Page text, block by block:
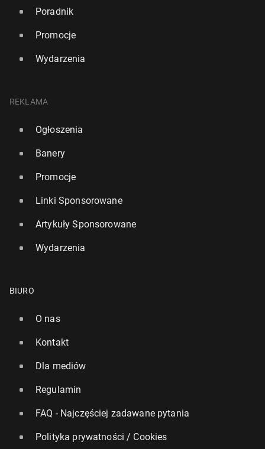
Poradnik
Promocje
Wydarzenia
REKLAMA
Ogłoszenia
Banery
Promocje
Linki Sponsorowane
Artykuły Sponsorowane
Wydarzenia
BIURO
O nas
Kontakt
Dla mediów
Regulamin
FAQ - Najczęściej zadawane pytania
Polityka prywatności / Cookies